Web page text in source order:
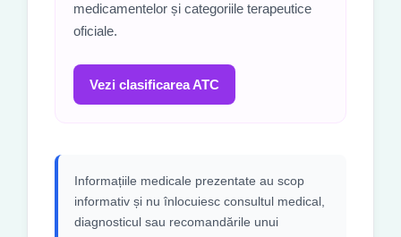
medicamentelor și categoriile terapeutice
oficiale.
Vezi clasificarea ATC
Informațiile medicale prezentate au scop
informativ și nu înlocuiesc consultul medical,
diagnosticul sau recomandările unui